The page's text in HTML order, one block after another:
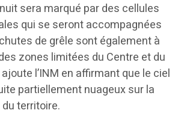
sera marqué par des cellules
qui se seront accompagnées
de grêle sont également à
zones limitées du Centre et du
l’INM en affirmant que le ciel
partiellement nuageux sur la
territoire.